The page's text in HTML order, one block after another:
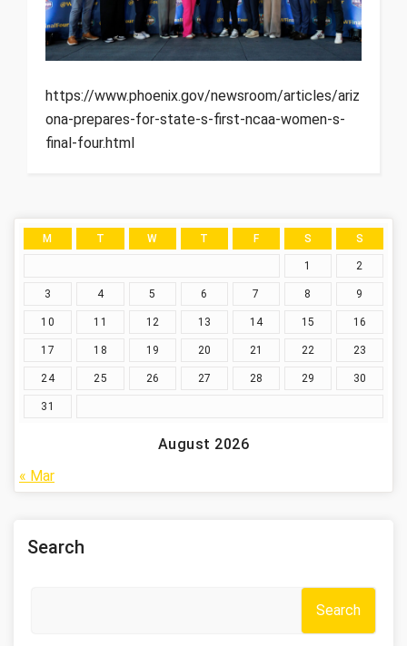
https://www.phoenix.gov/newsroom/articles/ariz
ona-prepares-for-state-s-first-ncaa-women-s-
final-four.html
August 2026
M T W T F S S
1 2
3 4 5 6 7 8 9
10 11 12 13 14 15 16
17 18 19 20 21 22 23
24 25 26 27 28 29 30
31
« Mar
Search
Search